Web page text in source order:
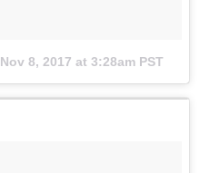
Nov 8, 2017 at 3:28am PST